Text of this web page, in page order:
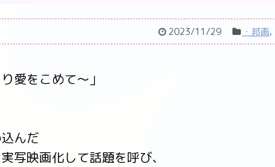
2023/11/29 ・邦画,
愛をこめて～」
んだ
写映画化して話題を呼び、